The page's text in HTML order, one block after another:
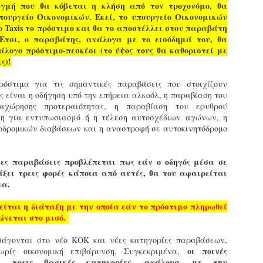
που θα κόβεται η κλήση από τον τροχονόμο, θα
Οικονομικών. Εκεί, το υπουργείο Οικονομικών
Taxis το πρόστιμο και θα το αποστέλλει στον παραβάτη
ο παραβάτης, ανάλογα με το εισόδημά του, θα
πρόστιμο-πεσκέσι (το ύψος τους θα καθοριστεί με
για τις σημαντικές παραβάσεις που στοιχίζουν
είναι η οδήγηση υπό την επήρεια αλκοόλ, η παραβίαση του
προτεραιότητας, η παραβίαση του ερυθρού
για εντυπωσιασμό ή η τέλεση αυτοσχέδιων αγώνων, η
διαβάσεων και η αναστροφή σε αυτοκινητόδρομο
παραβάσεις προβλέπεται πως εάν ο οδηγός μέσα σε
τρεις φορές κάποια από αυτές, θα του αφαιρείται
η διάταξη με την οποία εάν το πρόστιμο πληρωθεί
στο μισό.
στο νέο ΚΟΚ και νέες κατηγορίες παραβάσεων,
οικονομική επιβάρυνση. Συγκεκριμένα, οι ποινές
σύμφωνα με τις διατάξεις του
Ν. 4830/2021.
έντονα στην παρουσία των
ελεγκτών, με αποτέλεσμα να
δημιουργηθεί ένταση στο
σημείο.
κατά 1,36% τις θέσεις στάθμευσης για άτομα με
Δεκαεπτά εγκαταλελειμμένα οχήματα
μέσα σε τρεις μήνες από τους δρόμους.
σταθερά βήματα και προσήλωση στο όραμα για μια πόλη
ανθρώπινη, λειτουργική και δίκαιη, ο Δήμος Σερρών
την υλοποίηση του Σχεδίου Βιώσιμης Αστικής
(ΣΒΑΚ).
Δημοτική Αστυνομία Σερρών : Αυτόφορη διαδικασία
και Διοικητικό πρόστιμο 3.000€ σε πολίτη για
παράνομες κοπές δέντρων στην περιοχή Καλλιθέα
Αστυνομία και Τμήμα Πρασίνου του Δήμου Σερρών
από καταγγελία εντόπισαν άνδρα να κόβει παράνομα
αποφασιστικότητα και άμεσα αντανακλαστικά
οι υπηρεσίες του Δήμου Σερρών, βάζοντας
σε περιστατικό καταστροφής αστικού πρασίνου.
την Τρίτη 7 Απριλίου 2026, μετά από αξιοποίηση
καταγγελίας, πραγματοποιήθηκε συντονισμένη
από το Τμήμα Δημοτικής Αστυνομίας σε συνεργασία
το Τμήμα Πρασίνου του Δήμου Σερρών.
Εγκύκλιος ΥΠ.ΕΣ. με θέμα: «Παροχή οδηγιών
αναφορικά με το πρόγραμμα εισαγωγικής
εκπαίδευσης των διορισθέντος Δημοτικών
Αστυνομικών της προκήρυξης 1K/2024» - Στα